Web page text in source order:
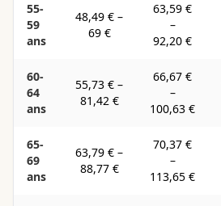
55-
59
ans
48,49 € –
69 €
63,59 €
–
92,20 €
60-
64
ans
55,73 € –
81,42 €
66,67 €
–
100,63 €
65-
69
ans
63,79 € –
88,77 €
70,37 €
–
113,65 €